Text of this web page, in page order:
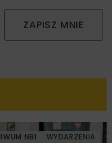
ZAPISZ MNIE
NBI WYDARZENIA